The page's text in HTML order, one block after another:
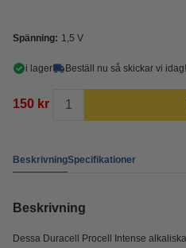
Spänning: 1,5 V
i lager Beställ nu så skickar vi idag!
150 kr
BeskrivningSpecifikationer
Beskrivning
Dessa Duracell Procell Intense